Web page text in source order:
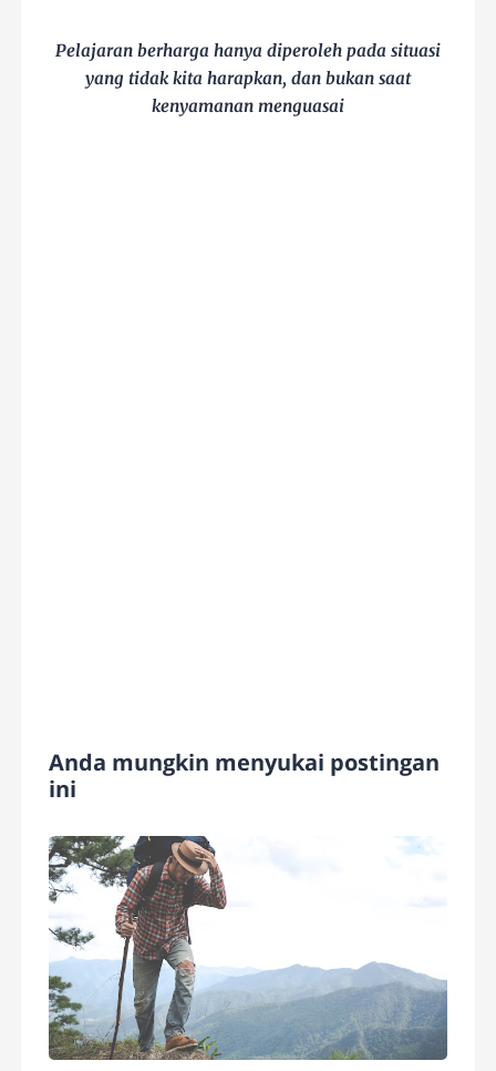
Pelajaran berharga hanya diperoleh pada situasi
yang tidak kita harapkan, dan bukan saat
kenyamanan menguasai
Anda mungkin menyukai postingan
ini